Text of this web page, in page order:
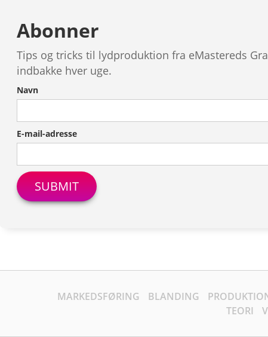
Abonner
Tips og tricks til lydproduktion fra eMastereds
indbakke hver uge.
Navn
E-mail-adresse
MARKEDSFØRING BLANDING
TEORI